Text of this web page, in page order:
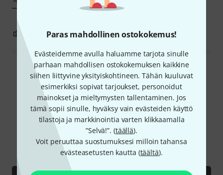
Paras mahdollinen ostokokemus!
Evästeidemme avulla haluamme tarjota sinulle
parhaan mahdollisen ostokokemuksen kaikkine
siihen liittyvine yksityiskohtineen. Tähän kuuluvat
esimerkiksi sopivat tarjoukset, personoidut
mainokset ja mieltymysten tallentaminen. Jos
tämä sopii sinulle, hyväksy vain evästeiden käyttö
tilastoja ja markkinointia varten klikkaamalla
”Selvä!”. (täällä).
Voit peruuttaa suostumuksesi milloin tahansa
evästeasetusten kautta (täältä).
0 RAPORTOI ONGELMASTA
Lue kaikki arvostelut
Tiesitkö?
Kaikki videot Nettiopas